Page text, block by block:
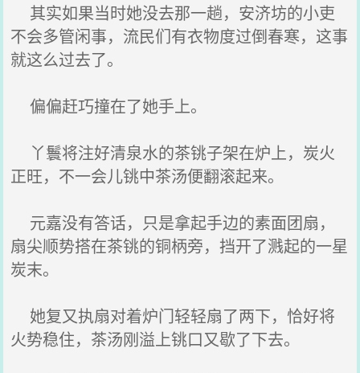
其实如果当时她没去那一趟，安济坊的小吏
不会多管闲事，流民们有衣物度过倒春寒，这事
就这么过去了。
偏偏赶巧撞在了她手上。
丫鬟将注好清泉水的茶铫子架在炉上，炭火
正旺，不一会儿铫中茶汤便翻滚起来。
元嘉没有答话，只是拿起手边的素面团扇，
扇尖顺势搭在茶铫的铜柄旁，挡开了溅起的一星
炭末。
她复又执扇对着炉门轻轻扇了两下，恰好将
火势稳住，茶汤刚溢上铫口又歇了下去。